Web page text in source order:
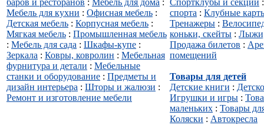
баров и ресторанов : Мебель для дома :
Мебель для кухни : Офисная мебель :
Детская мебель : Корпусная мебель :
Мягкая мебель : Промышленная мебель
: Мебель для сада : Шкафы-купе :
Зеркала : Ковры, ковролин : Мебельная
фурнитура и детали : Мебельные
станки и оборудование : Предметы и
дизайн интерьера : Шторы и жалюзи :
Ремонт и изготовление мебели
Спортклубы и секции
спорта : Клубные
Тренажеры :
коньки, скейты :
Продажа билетов :
помещений
Товары для детей
Детские книги :
Игрушки и игры :
маленьких : Товары
Коляски : Автокресла